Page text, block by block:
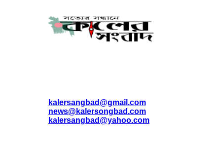
kalersangbad@gmail.com
news@kalersongbad.com
kalersangbad@yahoo.com